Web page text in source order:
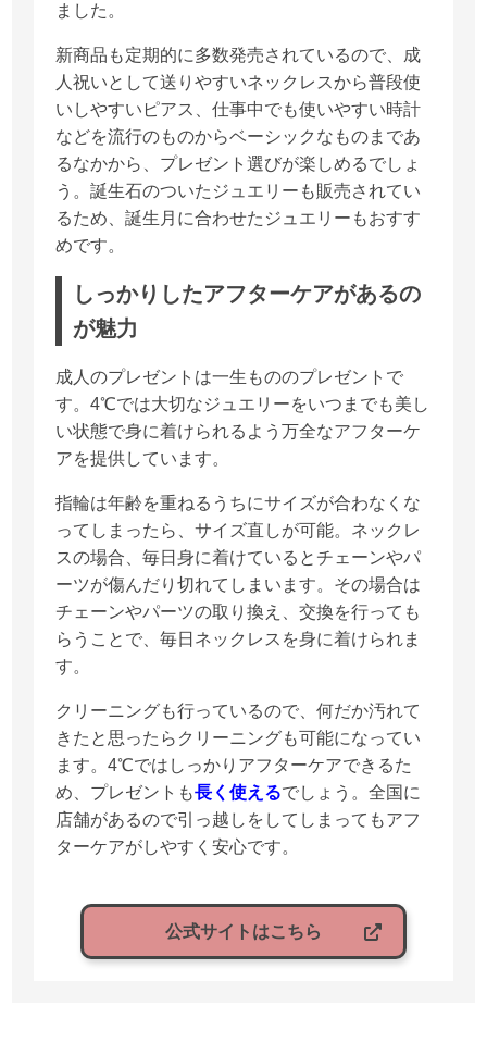
ました。
新商品も定期的に多数発売されているので、成
人祝いとして送りやすいネックレスから普段使
いしやすいピアス、仕事中でも使いやすい時計
などを流行のものからベーシックなものまであ
るなかから、プレゼント選びが楽しめるでしょ
う。誕生石のついたジュエリーも販売されてい
るため、誕生月に合わせたジュエリーもおすす
めです。
しっかりしたアフターケアがあるの
が魅力
成人のプレゼントは一生もののプレゼントで
す。4℃では大切なジュエリーをいつまでも美し
い状態で身に着けられるよう万全なアフターケ
アを提供しています。
指輪は年齢を重ねるうちにサイズが合わなくな
ってしまったら、サイズ直しが可能。ネックレ
スの場合、毎日身に着けているとチェーンやパ
ーツが傷んだり切れてしまいます。その場合は
チェーンやパーツの取り換え、交換を行っても
らうことで、毎日ネックレスを身に着けられま
す。
クリーニングも行っているので、何だか汚れて
きたと思ったらクリーニングも可能になってい
ます。4℃ではしっかりアフターケアできるた
め、プレゼントも長く使えるでしょう。全国に
店舗があるので引っ越しをしてしまってもアフ
ターケアがしやすく安心です。
公式サイトはこちら